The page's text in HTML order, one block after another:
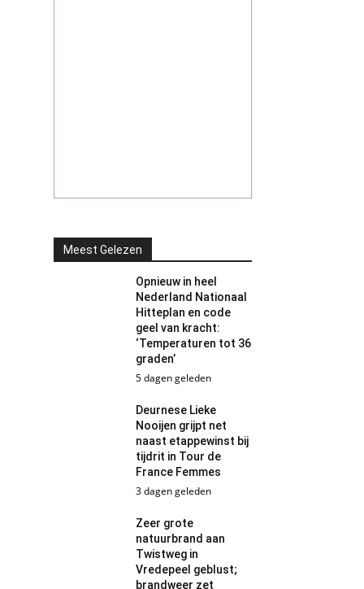
Meest Gelezen
Opnieuw in heel
Nederland Nationaal
Hitteplan en code
geel van kracht:
‘Temperaturen tot 36
graden’
5 dagen geleden
Deurnese Lieke
Nooijen grijpt net
naast etappewinst bij
tijdrit in Tour de
France Femmes
3 dagen geleden
Zeer grote
natuurbrand aan
Twistweg in
Vredepeel geblust;
brandweer zet